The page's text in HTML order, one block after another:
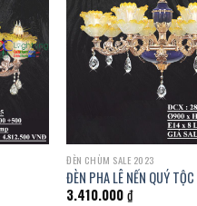
ĐÈN CHÙM SALE 2023
ĐÈN PHA LÊ NẾN QUÝ TỘC
3.410.000₫